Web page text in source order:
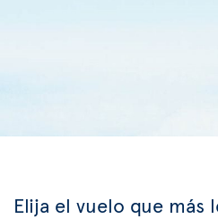
Elija el vuelo que más